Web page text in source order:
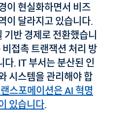
이 현실화하면서 비즈
이 달라지고 있습니다.
기반 경제로 전환했습니
접촉 트랜잭션 처리 방
다. IT 부서는 분산된 인
시스템을 관리해야 합
스포메이션은 AI 혁명
있습니다.